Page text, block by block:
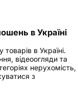
в Україні
в Україні.
відеоогляди та
нерухомість,
з